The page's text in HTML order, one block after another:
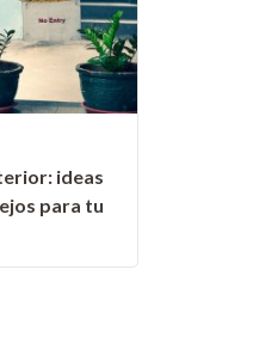
ideas
para tu